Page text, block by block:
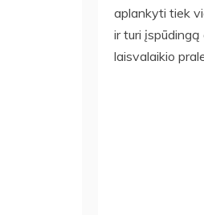
aplankyti tiek
ir turi
laisvalaikio